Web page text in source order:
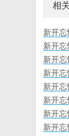
相
新开忘
新开忘
新开
新开
新开忘
新开
新开
新开